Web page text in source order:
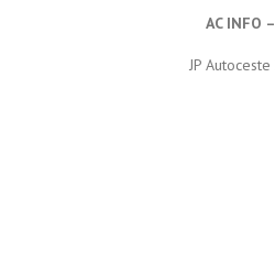
AC INFO
JP Autoceste